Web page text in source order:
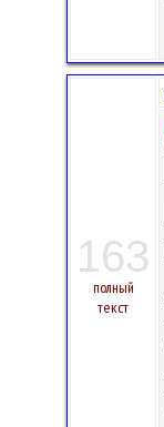
163
полный
текст